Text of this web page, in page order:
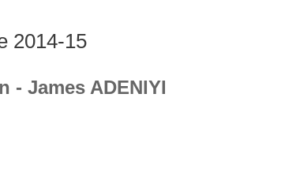
2014-15
- James ADENIYI